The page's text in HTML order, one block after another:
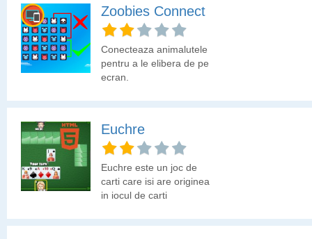
Zoobies Connect
Conecteaza animalutele
pentru a le elibera de pe
ecran.
Euchre
Euchre este un joc de
carti care isi are originea
in jocul de carti